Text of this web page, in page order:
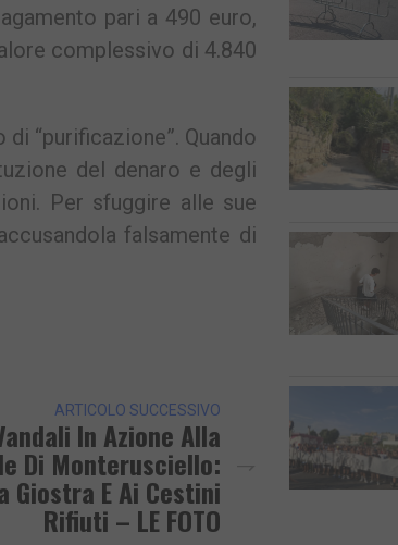
pari a 490 euro,
complessivo di 4.840
“purificazione”. Quando
del denaro e degli
Per sfuggire alle sue
falsamente di
ARTICOLO SUCCESSIVO
In Azione Alla
Di Monterusciello:
Giostra E Ai Cestini
Rifiuti – LE FOTO